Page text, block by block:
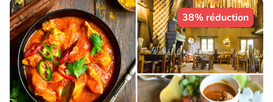
38% réduction